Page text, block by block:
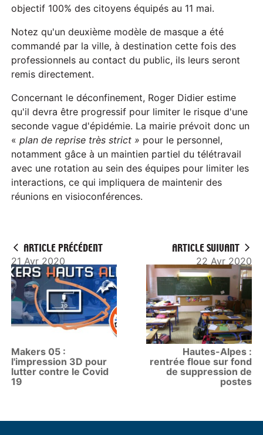
objectif 100% des citoyens équipés au 11 mai.
Notez qu'un deuxième modèle de masque a été
commandé par la ville, à destination cette fois des
professionnels au contact du public, ils leurs seront
remis directement.
Concernant le déconfinement, Roger Didier estime
qu'il devra être progressif pour limiter le risque d'une
seconde vague d'épidémie. La mairie prévoit donc un
« plan de reprise très strict » pour le personnel,
notamment gâce à un maintien partiel du télétravail
avec une rotation au sein des équipes pour limiter les
interactions, ce qui impliquera de maintenir des
réunions en visioconférences.
ARTICLE PRÉCÉDENT
21 Avr 2020
Makers 05 :
l'impression 3D pour
lutter contre le Covid
19
ARTICLE SUIVANT
22 Avr 2020
Hautes-Alpes :
rentrée floue sur fond
de suppression de
postes